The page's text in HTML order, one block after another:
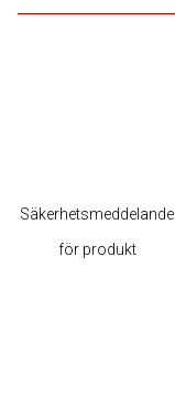
Säkerhetsmeddelande
för produkt